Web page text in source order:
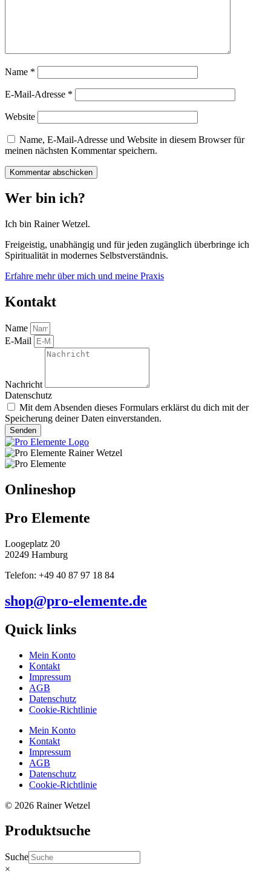
Name *
E-Mail-Adresse *
Website
Name, E-Mail-Adresse und Website in diesem Browser für
meinen nächsten Kommentar speichern.
Wer bin ich?
Ich bin Rainer Wetzel.
Freigeistig, unabhängig und für jeden zugänglich überbringe ich
Spiritualität in modernes Selbstverständnis.
Erfahre mehr über mich und meine Praxis
Kontakt
Name
E-Mail
Nachricht
Datenschutz
Mit dem Absenden dieses Formulars erklärst du dich mit der
Speicherung deiner Daten einverstanden.
Senden
Onlineshop
Pro Elemente
Loogeplatz 20
20249 Hamburg
Telefon: +49 40 87 97 18 84
shop@pro-elemente.de
Quick links
Mein Konto
Kontakt
Impressum
AGB
Datenschutz
Cookie-Richtlinie
Mein Konto
Kontakt
Impressum
AGB
Datenschutz
Cookie-Richtlinie
© 2026 Rainer Wetzel
Produktsuche
Suche
×